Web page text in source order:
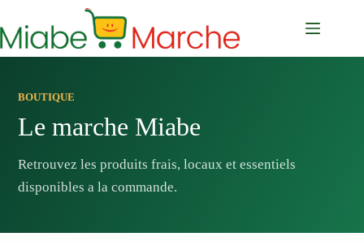
contenu
BOUTIQUE
Le marche Miabe
Retrouvez les produits frais, locaux et essentiels
disponibles a la commande.